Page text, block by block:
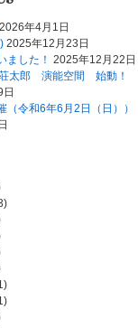
2026年4月1日
2025年12月23日
ました！ 2025年12月22日
太郎 演能空間 始動！
（令和6年6月2日（日））